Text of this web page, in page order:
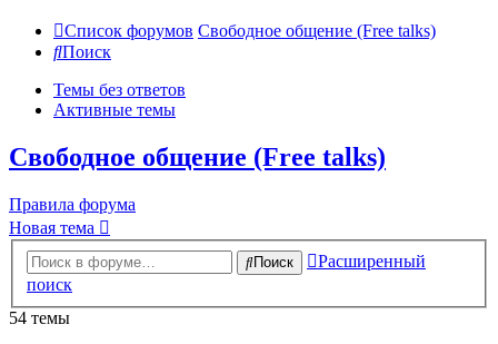
Список форумов Свободное общение (Free talks)
Поиск
Темы без ответов
Активные темы
Свободное общение (Free talks)
Правила форума
Новая тема
Поиск
Расширенный
поиск
54 темы